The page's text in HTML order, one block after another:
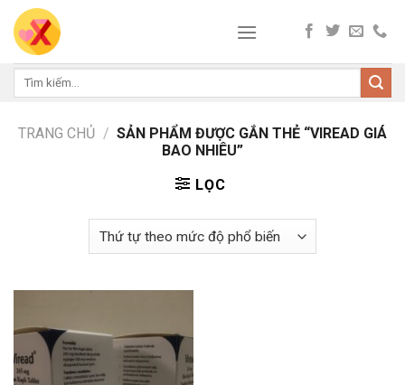
Skip
content
Tìm
TRANG CHỦ / SẢN PHẨM ĐƯỢC GẮN THẺ “VIREAD GIÁ
BAO NHIÊU”
LỌC